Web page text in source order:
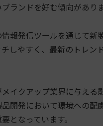
ランドを好む傾向がありま
報発信ツールを通じて新
しやすく、最新のトレン
イクアップ業界に与える
開発において環境への配
となっています。